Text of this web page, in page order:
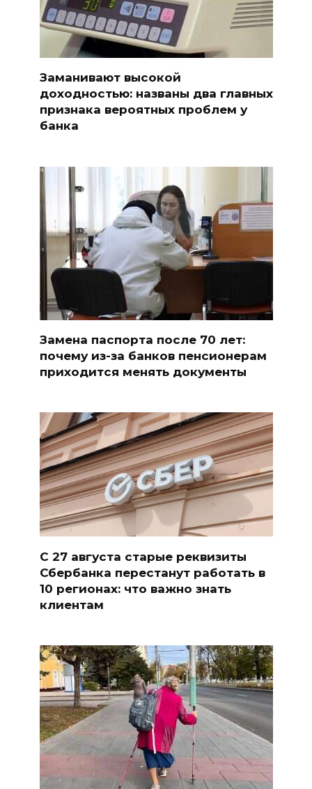
Заманивают высокой
доходностью: названы два главных
признака вероятных проблем у
банка
Замена паспорта после 70 лет:
почему из-за банков пенсионерам
приходится менять документы
С 27 августа старые реквизиты
Сбербанка перестанут работать в
10 регионах: что важно знать
клиентам